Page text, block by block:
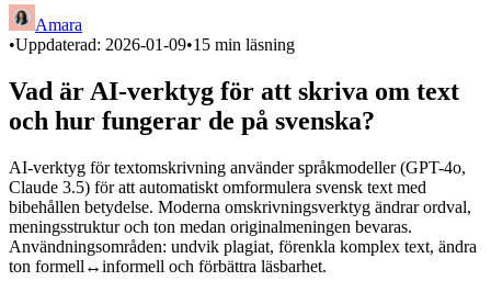
Amara
•Uppdaterad: 2026-01-09•15 min läsning
Vad är AI-verktyg för att skriva om text
och hur fungerar de på svenska?
AI-verktyg för textomskrivning använder språkmodeller (GPT-4o,
Claude 3.5) för att automatiskt omformulera svensk text med
bibehållen betydelse. Moderna omskrivningsverktyg ändrar ordval,
meningsstruktur och ton medan originalmeningen bevaras.
Användningsområden: undvik plagiat, förenkla komplex text, ändra
ton formell↔informell och förbättra läsbarhet.